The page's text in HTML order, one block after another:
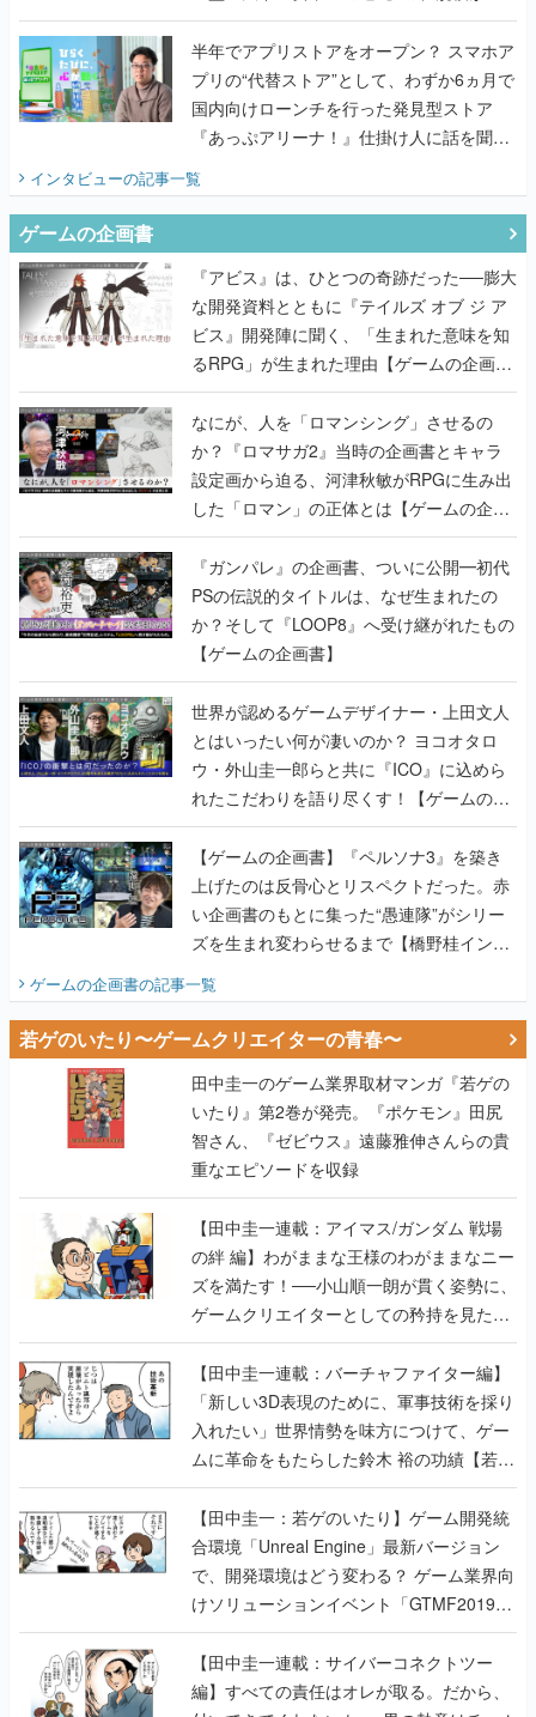
うこだわりをプロデューサーに聞いた
半年でアプリストアをオープン？ スマホア
プリの“代替ストア”として、わずか6ヵ月で
国内向けローンチを行った発見型ストア
『あっぷアリーナ！』仕掛け人に話を聞い
インタビューの記事一覧
ゲームの企画書
『アビス』は、ひとつの奇跡だった──膨大
な開発資料とともに『テイルズ オブ ジ ア
ビス』開発陣に聞く、「生まれた意味を知
るRPG」が生まれた理由【ゲームの企画
書】
なにが、人を「ロマンシング」させるの
か？『ロマサガ2』当時の企画書とキャラ
設定画から迫る、河津秋敏がRPGに生み出
した「ロマン」の正体とは【ゲームの企画
書】
『ガンパレ』の企画書、ついに公開━初代
PSの伝説的タイトルは、なぜ生まれたの
か？そして『LOOP8』へ受け継がれたもの
【ゲームの企画書】
世界が認めるゲームデザイナー・上田文人
とはいったい何が凄いのか？ ヨコオタロ
ウ・外山圭一郎らと共に『ICO』に込めら
れたこだわりを語り尽くす！【ゲームの企
画書】
【ゲームの企画書】『ペルソナ3』を築き
上げたのは反骨心とリスペクトだった。赤
い企画書のもとに集った“愚連隊”がシリー
ズを生まれ変わらせるまで【橋野桂インタ
ゲームの企画書の記事一覧
若ゲのいたり〜ゲームクリエイターの青春〜
田中圭一のゲーム業界取材マンガ『若ゲの
いたり』第2巻が発売。『ポケモン』田尻
智さん、『ゼビウス』遠藤雅伸さんらの貴
重なエピソードを収録
【田中圭一連載：アイマス/ガンダム 戦場
の絆 編】わがままな王様のわがままなニー
ズを満たす！──小山順一朗が貫く姿勢に、
ゲームクリエイターとしての矜持を見た
【若ゲのいたり最終回】
【田中圭一連載：バーチャファイター編】
「新しい3D表現のために、軍事技術を採り
入れたい」世界情勢を味方につけて、ゲー
ムに革命をもたらした鈴木 裕の功績【若ゲ
のいたり】
【田中圭一：若ゲのいたり】ゲーム開発統
合環境「Unreal Engine」最新バージョン
で、開発環境はどう変わる？ ゲーム業界向
けソリューションイベント「GTMF2019」
に行って、より理解を深めよう【PR】
【田中圭一連載：サイバーコネクトツー
編】すべての責任はオレが取る。だから、